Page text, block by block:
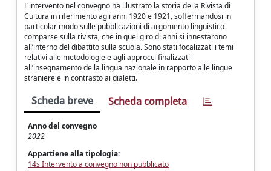
L'intervento nel convegno ha illustrato la storia della Rivista di
Cultura in riferimento agli anni 1920 e 1921, soffermandosi in
particolar modo sulle pubblicazioni di argomento linguistico
comparse sulla rivista, che in quel giro di anni si innestarono
all’interno del dibattito sulla scuola. Sono stati focalizzati i temi
relativi alle metodologie e agli approcci finalizzati
all’insegnamento della lingua nazionale in rapporto alle lingue
straniere e in contrasto ai dialetti.
Scheda breve Scheda completa
Anno del convegno
2022
Appartiene alla tipologia:
14s Intervento a convegno non pubblicato